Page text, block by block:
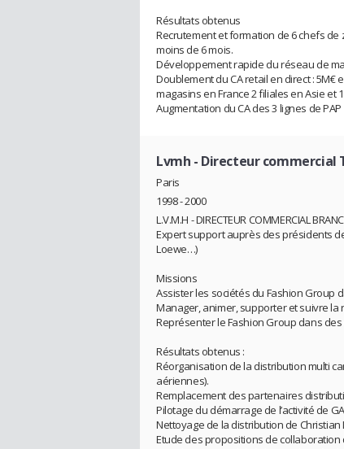
Résultats obtenus
Recrutement et formation de 6 chefs de
moins de 6 mois.
Développement rapide du réseau de
Doublement du CA retail en direct : 5M€
magasins en France 2 filiales en Asie et
Augmentation du CA des 3 lignes de PAP
Lvmh - Directeur commercial
Paris
1998 - 2000
L.V.M.H - DIRECTEUR COMMERCIAL
Expert support auprès des présidents
Loewe…)
Missions
Assister les sociétés du Fashion Group
Manager, animer, supporter et suivre la
Représenter le Fashion Group dans
Résultats obtenus :
Réorganisation de la distribution multi
aériennes).
Remplacement des partenaires
Pilotage du démarrage de l’activité de
Nettoyage de la distribution de
Etude des propositions de